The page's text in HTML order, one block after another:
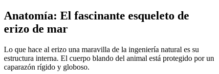
Anatomía: El fascinante esqueleto de
erizo de mar
Lo que hace al erizo una maravilla de la ingeniería natural es su
estructura interna. El cuerpo blando del animal está protegido por un
caparazón rígido y globoso.